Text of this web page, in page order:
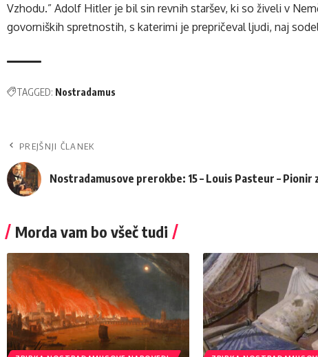
Vzhodu.” Adolf Hitler je bil sin revnih staršev, ki so živeli v
govorniških spretnostih, s katerimi je prepričeval ljudi, naj
TAGGED: Nostradamus
PREJŠNJI ČLANEK
Nostradamusove prerokbe: 15 – Louis Pasteur –
Morda vam bo všeč tudi